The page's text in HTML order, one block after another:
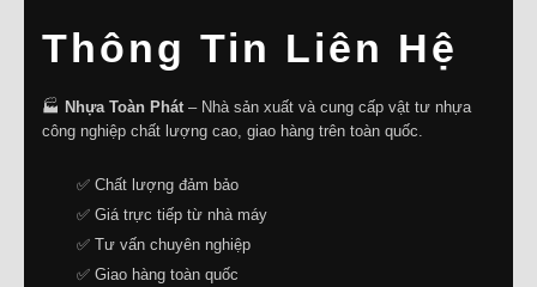
Thông Tin Liên Hệ
🏭 Nhựa Toàn Phát– Nhà sản xuất và cung cấp vật tư nhựa
công nghiệp chất lượng cao, giao hàng trên toàn quốc.
✅ Chất lượng đảm bảo
✅ Giá trực tiếp từ nhà máy
✅ Tư vấn chuyên nghiệp
✅ Giao hàng toàn quốc